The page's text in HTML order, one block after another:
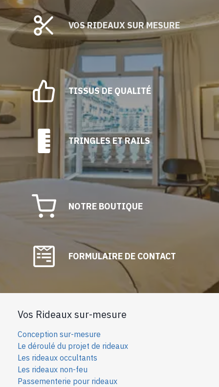
VOS RIDEAUX SUR MESURE
TISSUS DE QUALITÉ
TRINGLES ET RAILS
NOTRE BOUTIQUE
FORMULAIRE DE CONTACT
Vos Rideaux sur-mesure
Conception sur-mesure
Le déroulé du projet de rideaux
Les rideaux occultants
Les rideaux non-feu
Passementerie pour rideaux